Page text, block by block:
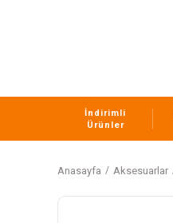
İndirimli
Ürünler
Anasayfa Aksesuarlar